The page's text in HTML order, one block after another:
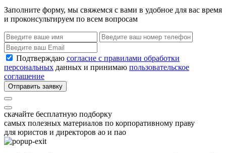
Заполните форму, мы свяжемся с вами в удобное для вас время
и проконсультируем по всем вопросам
Подтверждаю согласие с правилами обработки
персональных данных и принимаю пользовательское
соглашение
Отправить заявку
скачайте бесплатную подборку
самых полезных материалов по корпоративному праву
для юристов и директоров ао и пао